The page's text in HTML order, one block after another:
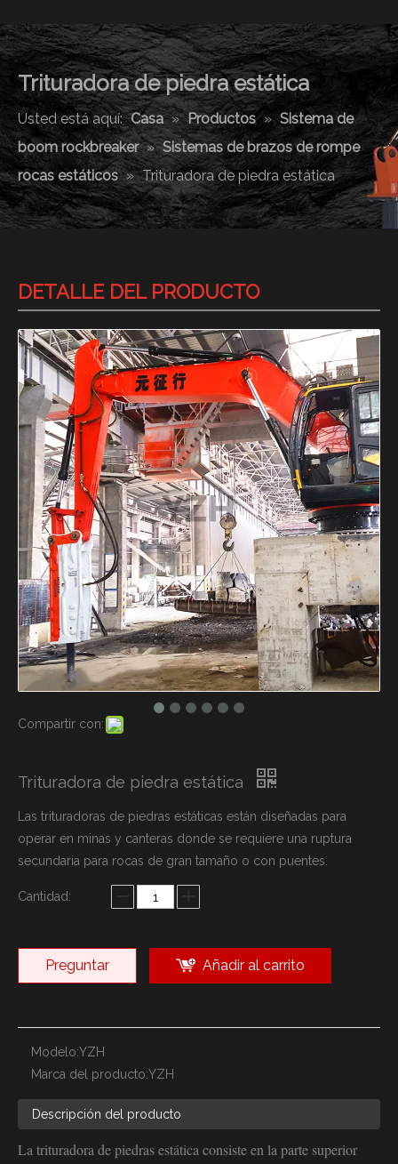
Trituradora de piedra estática
Usted está aquí: Casa » Productos » Sistema de
boom rockbreaker » Sistemas de brazos de rompe
rocas estáticos » Trituradora de piedra estática
DETALLE DEL PRODUCTO
Compartir con:
Trituradora de piedra estática
Las trituradoras de piedras estáticas están diseñadas para
operar en minas y canteras donde se requiere una ruptura
secundaria para rocas de gran tamaño o con puentes.
Cantidad:
Preguntar Añadir al carrito
Modelo:YZH
Marca del producto:YZH
Descripción del producto
La trituradora de piedras estática consiste en la parte superior